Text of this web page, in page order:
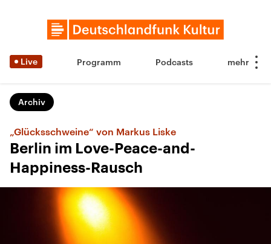
Live Programm Podcasts
Archiv
„Glücksschweine“ von Markus Liske
Berlin im Love-Peace-and-
Happiness-Rausch